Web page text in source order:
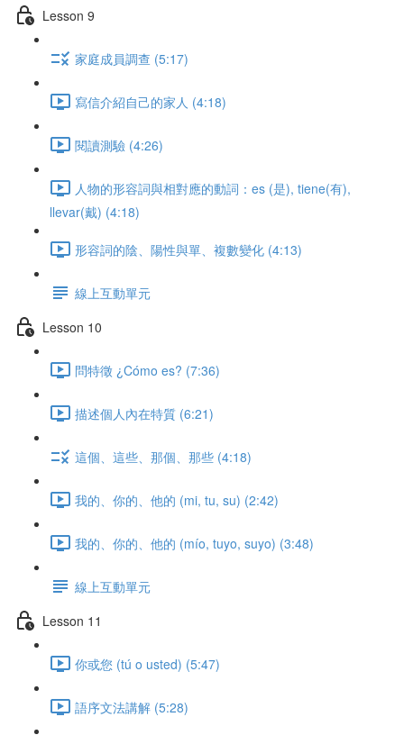
Lesson 9
家庭成員調查 (5:17)
寫信介紹自己的家人 (4:18)
閱讀測驗 (4:26)
人物的形容詞與相對應的動詞：es (是), tiene(有),
llevar(戴) (4:18)
形容詞的陰、陽性與單、複數變化 (4:13)
線上互動單元
Lesson 10
問特徵 ¿Cómo es? (7:36)
描述個人內在特質 (6:21)
這個、這些、那個、那些 (4:18)
我的、你的、他的 (mi, tu, su) (2:42)
我的、你的、他的 (mío, tuyo, suyo) (3:48)
線上互動單元
Lesson 11
你或您 (tú o usted) (5:47)
語序文法講解 (5:28)